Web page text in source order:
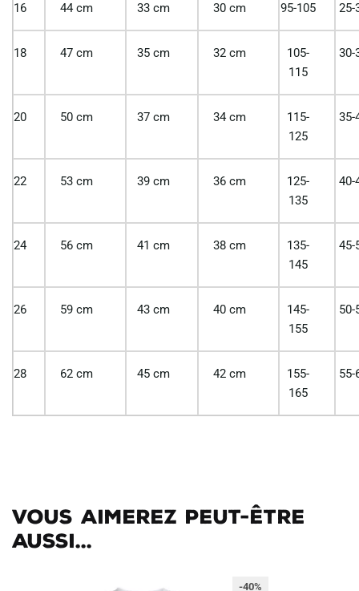
16 44 cm 33 cm 30 cm 95-105 25-
18 47 cm 35 cm 32 cm
105-
115
30-
20 50 cm 37 cm 34 cm
115-
125
35-
22 53 cm 39 cm 36 cm
125-
135
40-
24 56 cm 41 cm 38 cm
135-
145
45-
26 59 cm 43 cm 40 cm
145-
155
50-
28 62 cm 45 cm 42 cm
155-
165
55-
Vous aimerez peut-être
aussi...
-40%